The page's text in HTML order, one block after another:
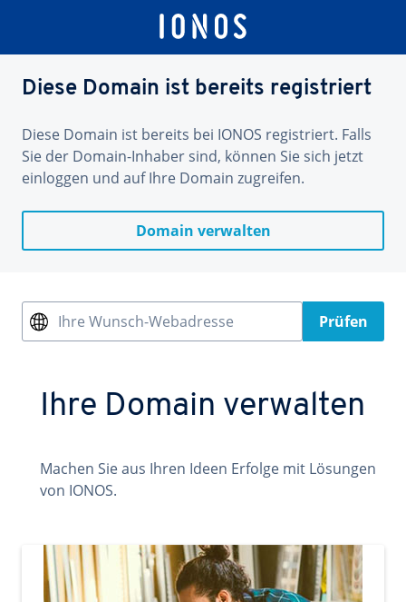
Diese Domain ist bereits registriert
Diese Domain ist bereits bei IONOS registriert. Falls
Sie der Domain-Inhaber sind, können Sie sich jetzt
einloggen und auf Ihre Domain zugreifen.
Domain verwalten
Ihre Wunsch-Webadresse Prüfen
Ihre Domain verwalten
Machen Sie aus Ihren Ideen Erfolge mit Lösungen
von IONOS.